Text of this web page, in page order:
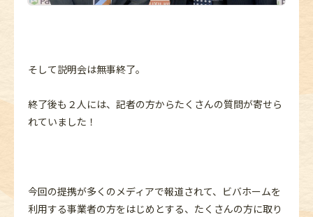
そして説明会は無事終了。
終了後も２人には、記者の方からたくさんの質問が寄せら
れていました！
今回の提携が多くのメディアで報道されて、ビバホームを
利用する事業者の方をはじめとする、たくさんの方に取り